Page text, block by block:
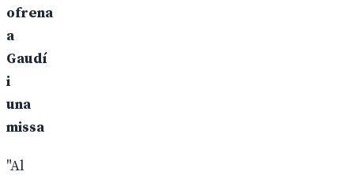
ofrena
a
Gaudí
i
una
missa
"Al